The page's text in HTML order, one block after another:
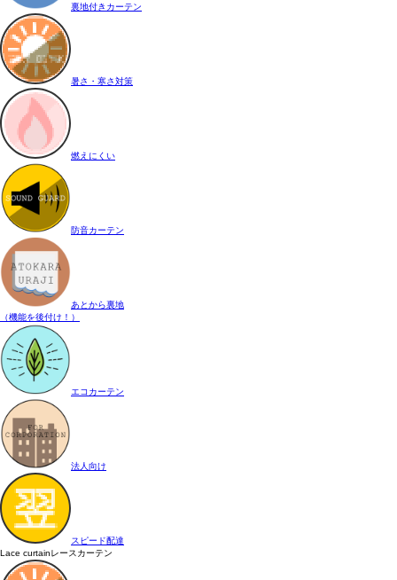
裏地付きカーテン
暑さ・寒さ対策
燃えにくい
防音カーテン
あとから裏地
（機能を後付け！）
エコカーテン
法人向け
スピード配達
Lace curtainレースカーテン